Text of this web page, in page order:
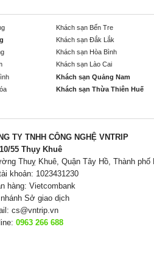
Khách sạn Bến Tre
Khách sạn Đắk Lắk
Khách sạn Hòa Bình
Khách sạn Lào Cai
Khách sạn Quảng Nam
Khách sạn Thừa Thiên Huế
TY TNHH CÔNG NGHỆ VNTRIP
55 Thụy Khuê
Thuỵ Khuê, Quận Tây Hồ, Thành phố
khoản: 1023431230
hàng: Vietcombank
Sở giao dịch
cs@vntrip.vn
0963 266 688